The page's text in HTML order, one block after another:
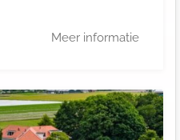
Meer informatie